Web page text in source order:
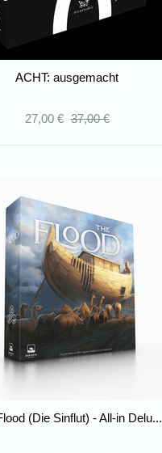
ACHT: ausgemacht
27,00 € 37,00 €
(Die Sinflut) - All-in Delu...